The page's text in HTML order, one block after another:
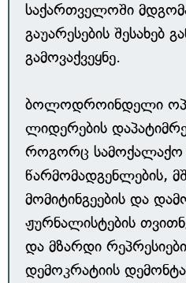
საქართველოში
გაუარესების შესახებ
გამოვაქვეყნე.
ბოლოდროინდელი
ლიდერების
როგორც სამოქალაქო
წარმომადგენლების,
მომიტინგეების და
ჟურნალისტების
და მზარდი
დემოკრატიის